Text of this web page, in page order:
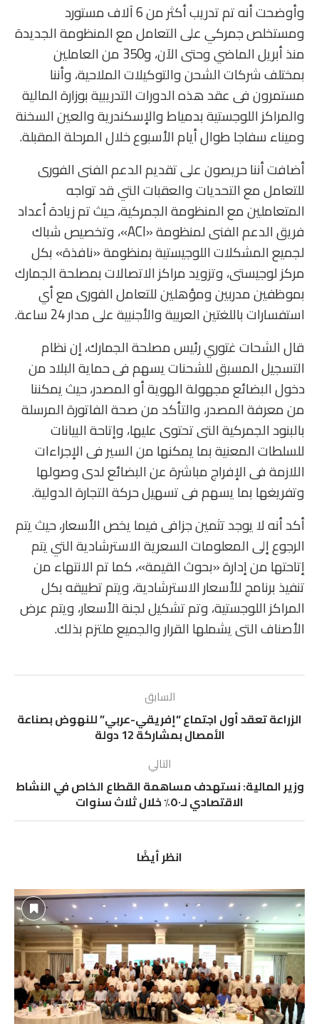
وأوضحت أنه تم تدريب أكثر من 6 آلاف مستورد
ومستخلص جمركي على التعامل مع المنظومة الجديدة
منذ أبريل الماضي وحتى الآن، و350 من العاملين
بمختلف شركات الشحن والتوكيلات الملاحية، وأننا
مستمرون فى عقد هذه الدورات التدريبية بوزارة المالية
والمراكز اللوجستية بدمياط والإسكندرية والعين السخنة
وميناء سفاجا طوال أيام الأسبوع خلال المرحلة المقبلة.
أضافت أننا حريصون على تقديم الدعم الفنى الفورى
للتعامل مع التحديات والعقبات التي قد تواجه
المتعاملين مع المنظومة الجمركية، حيث تم زيادة أعداد
فريق الدعم الفنى لمنظومة «ACI»، وتخصيص شباك
لجميع المشكلات اللوجيستية بمنظومة «نافذة» بكل
مركز لوجيستى، وتزويد مراكز الاتصالات بمصلحة الجمارك
بموظفين مدربين ومؤهلين للتعامل الفورى مع أي
استفسارات باللغتين العربية والأجنبية على مدار 24 ساعة.
قال الشحات غتوري رئيس مصلحة الجمارك، إن نظام
التسجيل المسبق للشحنات يسهم فى حماية البلاد من
دخول البضائع مجهولة الهوية أو المصدر، حيث يمكننا
من معرفة المصدر، والتأكد من صحة الفاتورة المرسلة
بالبنود الجمركية التى تحتوى عليها، وإتاحة البيانات
للسلطات المعنية بما يمكنها من السير فى الإجراءات
اللازمة فى الإفراج مباشرة عن البضائع لدى وصولها
وتفريغها بما يسهم فى تسهيل حركة التجارة الدولية.
أكد أنه لا يوجد تثمين جزافى فيما يخص الأسعار، حيث يتم
الرجوع إلى المعلومات السعرية الاسترشادية التي يتم
إتاحتها من إدارة «بحوث القيمة»، كما تم الانتهاء من
تنفيذ برنامج للأسعار الاسترشادية، ويتم تطبيقه بكل
المراكز اللوجستية، وتم تشكيل لجنة الأسعار، ويتم عرض
الأصناف التى يشملها القرار والجميع ملتزم بذلك.
السابق
الزراعة تعقد أول اجتماع “إفريقي-عربي” للنهوض بصناعة
الأمصال بمشاركة 12 دولة
التالي
وزير المالية: نستهدف مساهمة القطاع الخاص في النشاط
الاقتصادي لـ٥٠٪ خلال ثلاث سنوات
انظر أيضًا